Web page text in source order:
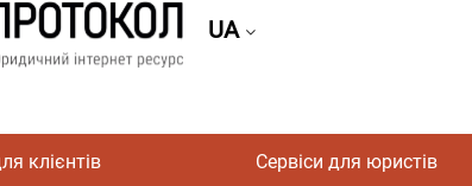
UA
клієнтів Сервіси для юристів